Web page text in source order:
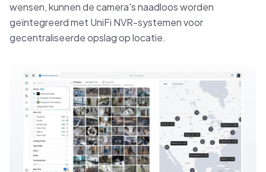
wensen, kunnen de camera's naadloos worden
geïntegreerd met UniFi NVR-systemen voor
gecentraliseerde opslag op locatie.